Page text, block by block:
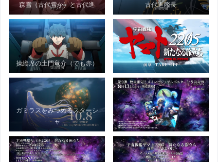
森雪（古代雪か）と古代進 古代進艦長
操縦席の土門竜介（でも赤）
ガミラスをみつめるスターシ
ャ